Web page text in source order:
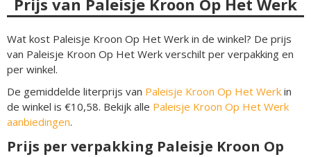
Prijs van Paleisje Kroon Op Het Werk
Wat kost Paleisje Kroon Op Het Werk in de winkel? De prijs
van Paleisje Kroon Op Het Werk verschilt per verpakking en
per winkel.
De gemiddelde literprijs van Paleisje Kroon Op Het Werk in
de winkel is €10,58. Bekijk alle Paleisje Kroon Op Het Werk
aanbiedingen.
Prijs per verpakking Paleisje Kroon Op